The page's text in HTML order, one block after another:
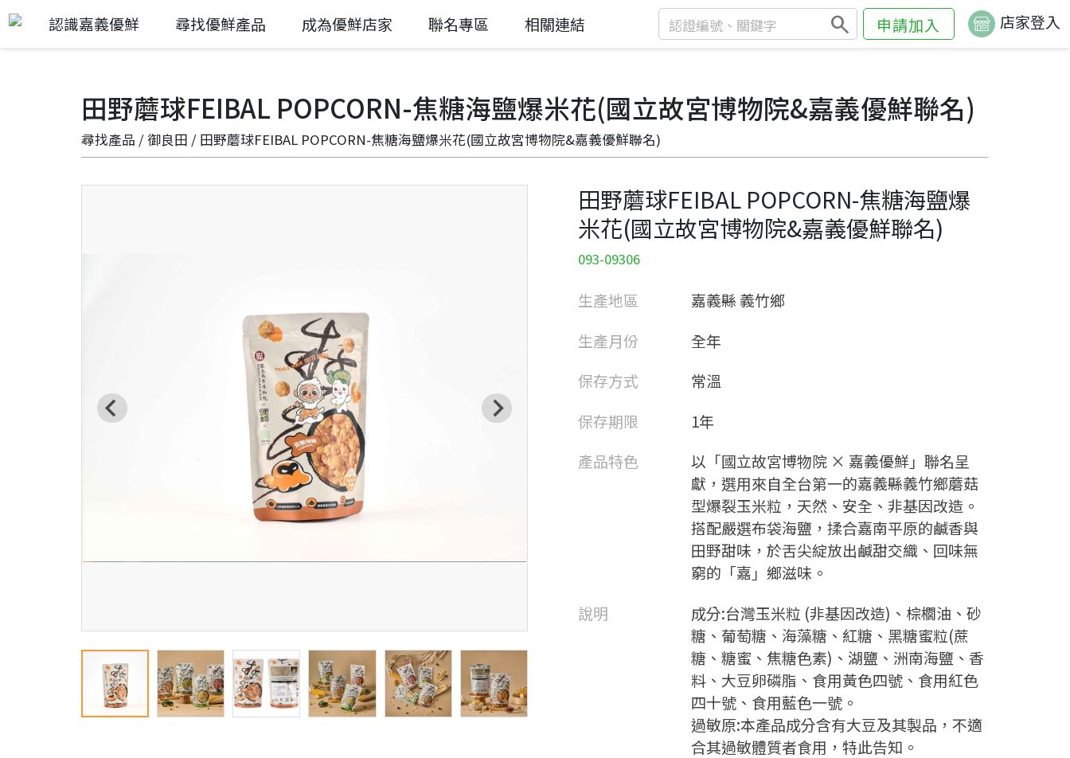
認識嘉義優鮮 尋找優鮮產品 成為優鮮店家 聯名專區 相關連結 search 申請加入 店家登入
田野蘑球FEIBAL POPCORN-焦糖海鹽爆米花(國立故宮博物院&嘉義優鮮聯名)
尋找產品 / 御良田 / 田野蘑球FEIBAL POPCORN-焦糖海鹽爆米花(國立故宮博物院&嘉義優鮮聯名)
田野蘑球FEIBAL POPCORN-焦糖海鹽爆
米花(國立故宮博物院&嘉義優鮮聯名)
093-09306
生產地區
嘉義縣 義竹鄉
生產月份
全年
保存方式
常溫
保存期限
1年
產品特色
以「國立故宮博物院 × 嘉義優鮮」聯名呈
獻，選用來自全台第一的嘉義縣義竹鄉蘑菇
型爆裂玉米粒，天然、安全、非基因改造。
搭配嚴選布袋海鹽，揉合嘉南平原的鹹香與
田野甜味，於舌尖綻放出鹹甜交織、回味無
窮的「嘉」鄉滋味。
說明
成分:台灣玉米粒 (非基因改造)、棕櫚油、砂
糖、葡萄糖、海藻糖、紅糖、黑糖蜜粒(蔗
糖、糖蜜、焦糖色素)、湖鹽、洲南海鹽、香
料、大豆卵磷脂、食用黃色四號、食用紅色
四十號、食用藍色一號。
過敏原:本產品成分含有大豆及其製品，不適
合其過敏體質者食用，特此告知。